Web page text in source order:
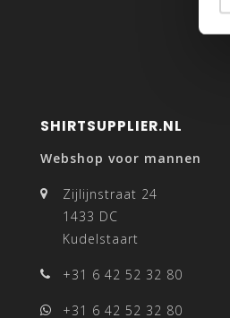
SHIRTSUPPLIER.NL
Webshop voor mannen
Zijlijnstraat 24
1433 DC
Kudelstaart
+31 6 42 52 32 80
+31 6 42 52 32 80